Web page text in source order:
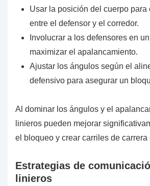
Usar la posición del cuerpo para
entre el defensor y el corredor.
Involucrar a los defensores en
maximizar el apalancamiento.
Ajustar los ángulos según el
defensivo para asegurar un
Al dominar los ángulos y el
linieros pueden mejorar
el bloqueo y crear carriles de carrera
Estrategias de
linieros